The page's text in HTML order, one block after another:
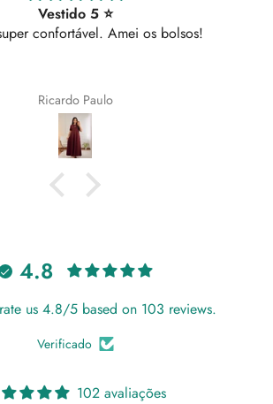
Vestido 5 ⭐
confortável. Amei os bolsos!
Ricardo Paulo
4.8
us 4.8/5 based on 103 reviews.
Verificado
102 avaliações